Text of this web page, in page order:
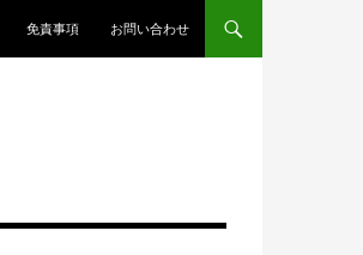
免責事項 お問い合わせ